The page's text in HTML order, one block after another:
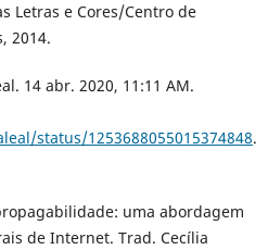
Letras e Cores/Centro de
2014.
14 abr. 2020, 11:11 AM.
status/1253688055015374848.
uma abordagem
de Internet. Trad. Cecília